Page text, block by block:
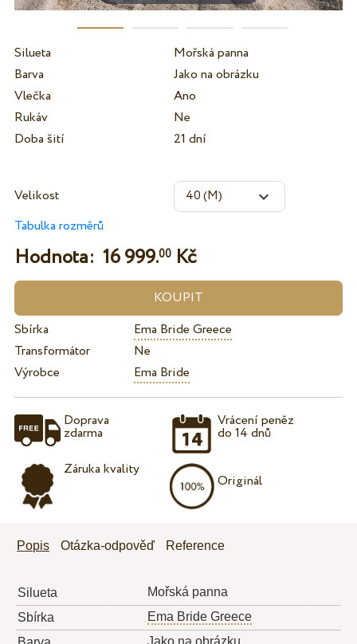
Silueta
Mořská panna
Barva
Jako na obrázku
Vlečka
Ano
Rukáv
Ne
Doba šití
21 dní
Velikost
Tabulka rozměrů
Hodnota: 16 999.00Kč
Sbírka
Ema Bride Greece
Transformátor
Ne
Výrobce
Ema Bride
Doprava
zdarma
Záruka kvality
Vrácení peněz
do 14 dnů
Originál
Popis Otázka-odpověď Reference
Silueta
Mořská panna
Sbírka
Ema Bride Greece